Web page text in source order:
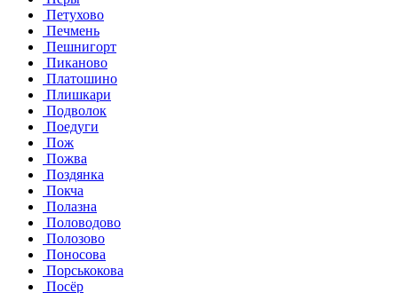
Петухово
Печмень
Пешнигорт
Пиканово
Платошино
Плишкари
Подволок
Поедуги
Пож
Пожва
Поздянка
Покча
Полазна
Половодово
Полозово
Поносова
Порськокова
Посёр